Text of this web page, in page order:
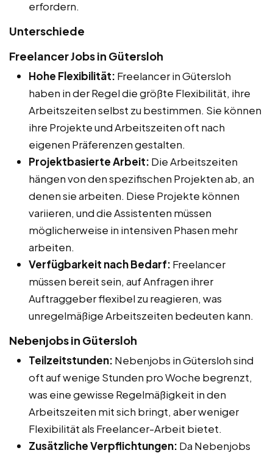
erfordern.
Unterschiede
Freelancer Jobs in Gütersloh
Hohe Flexibilität: Freelancer in Gütersloh
haben in der Regel die größte Flexibilität, ihre
Arbeitszeiten selbst zu bestimmen. Sie können
ihre Projekte und Arbeitszeiten oft nach
eigenen Präferenzen gestalten.
Projektbasierte Arbeit: Die Arbeitszeiten
hängen von den spezifischen Projekten ab, an
denen sie arbeiten. Diese Projekte können
variieren, und die Assistenten müssen
möglicherweise in intensiven Phasen mehr
arbeiten.
Verfügbarkeit nach Bedarf: Freelancer
müssen bereit sein, auf Anfragen ihrer
Auftraggeber flexibel zu reagieren, was
unregelmäßige Arbeitszeiten bedeuten kann.
Nebenjobs in Gütersloh
Teilzeitstunden: Nebenjobs in Gütersloh sind
oft auf wenige Stunden pro Woche begrenzt,
was eine gewisse Regelmäßigkeit in den
Arbeitszeiten mit sich bringt, aber weniger
Flexibilität als Freelancer-Arbeit bietet.
Zusätzliche Verpflichtungen: Da Nebenjobs